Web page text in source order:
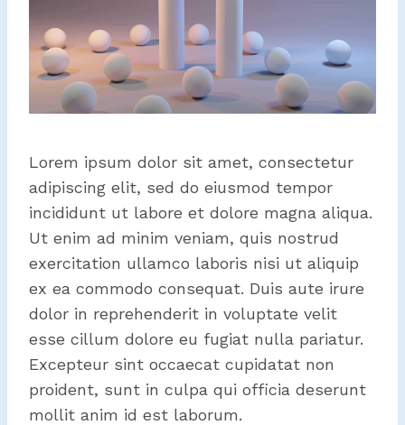
Lorem ipsum dolor sit amet, consectetur
adipiscing elit, sed do eiusmod tempor
incididunt ut labore et dolore magna aliqua.
Ut enim ad minim veniam, quis nostrud
exercitation ullamco laboris nisi ut aliquip
ex ea commodo consequat. Duis aute irure
dolor in reprehenderit in voluptate velit
esse cillum dolore eu fugiat nulla pariatur.
Excepteur sint occaecat cupidatat non
proident, sunt in culpa qui officia deserunt
mollit anim id est laborum.